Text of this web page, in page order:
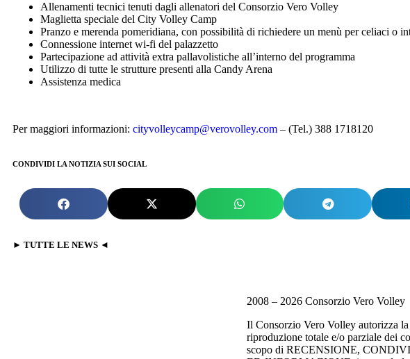
Allenamenti tecnici tenuti dagli allenatori del Consorzio Vero Volley
Maglietta speciale del City Volley Camp
Pranzo e merenda pomeridiana, con possibilità di richiedere un menù per celiaci o
Connessione internet wi-fi del palazzetto
Partecipazione ad attività extra pallavolistiche all’interno del programma
Utilizzo di tutte le strutture presenti alla Candy Arena
Assistenza medica
Per maggiori informazioni: cityvolleycamp@verovolley.com – (Tel.) 388 1718120
CONDIVIDI LA NOTIZIA SUI SOCIAL
► TUTTE LE NEWS ◄
2008 – 2026 Consorzio Vero Volley
Il Consorzio Vero Volley autorizza la
riproduzione totale e/o parziale dei
scopo di RECENSIONE,